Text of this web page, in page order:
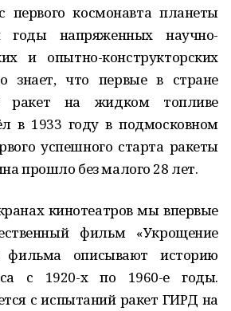
первого космонавта планеты
годы напряженных научно-
и опытно-конструкторских
знает, что первые в стране
ракет на жидком топливе
в 1933 году в подмосковном
успешного старта ракеты
прошло без малого 28 лет.
кинотеатров мы впервые
фильм «Укрощение
фильма описывают историю
с 1920-х по 1960-е годы.
с испытаний ракет ГИРД на